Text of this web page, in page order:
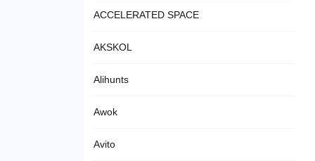
ACCELERATED SPACE
AKSKOL
Alihunts
Awok
Avito